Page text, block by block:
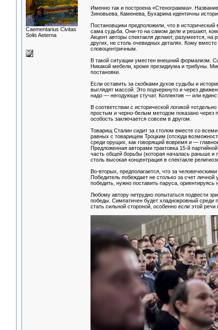
Сaementarius Civitas
Solis Aeterna
Именно так и построена «Стенограмма».
Зиновьева, Каменева, Бухарина идентичны
Постановщики предположили, что в
сама судьба. Они-то на самом деле и решают,
Акцент авторы спектакля делают, разумеется, на
других, не столь очевидных деталях. Кому
словоцентричным.
В такой ситуации уместен внешний формализм.
Никакой мебели, кроме президиума и трибуны.
постановки.
Если оставить за скобками духов судьбы и
выглядят массой. Это подчеркнуто и через
надо — негодующе стучат. Коллектив — или
В соответствии с исторической логикой
простым и черно-белым методом показано
особость заключается совсем в другом.
Товарищ Сталин сидит за столом вместе со
равных с товарищем Троцким (отсюда
среди орущих, как говорящий вовремя и —
Предложенная авторами трактовка 15-й
часть общей борьбы (которая началась раньше и
столь высокая концентрация в спектакле
Во-вторых, предполагается, что за
Победитель побеждает не столько за счет
победить, нужно поставить паруса, ориентируясь
Любому автору нетрудно попытаться подвести
победы. Симпатичен будет хладнокровный среди
стать сильной стороной, особенно если этой